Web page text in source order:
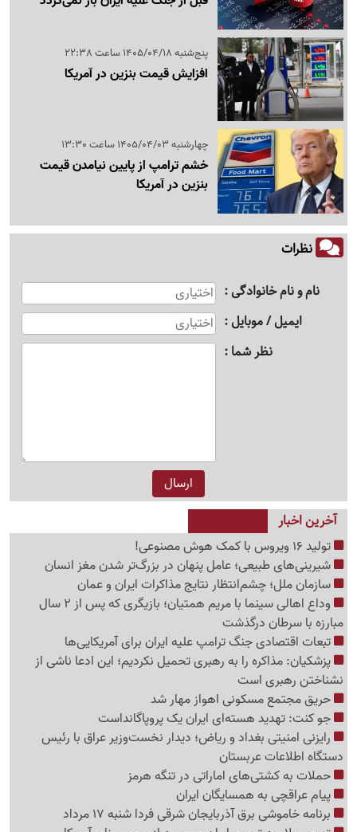
پنج‌شنبه 1405/04/18 ساعت 22:38
افزایش قیمت بنزین در آمریکا
چهارشنبه 1405/04/03 ساعت 13:30
خشم ترامپ از پایین نیامدن قیمت
بنزین در آمریکا
نظرات
نام و نام خانوادگی
ایمیل / موبایل
نظر شما
آخرین اخبار
تولید 16 ویروس با کمک هوش مصنوعی!
شیرینی‌های طبیعی؛ عامل پنهان در بزرگ‌تر شدن مغز انسان
سازمان ملل؛ چشم‌انتظار نتایج مذاکرات ایران و عمان
وداع اهالی سینما با مریم همتیان؛ بازیگری که پس از 2 سال
مبارزه با سرطان درگذشت
تبعات اقتصادی جنگ ترامپ علیه ایران برای آمریکایی‌ها
پزشکیان: مذاکره را به رهبری تحمیل نکردیم؛ این ادعا ناشی از
نشناختن رهبری است
حریق مجتمع مسکونی اهواز مهار شد
جو کنت: تهدید هسته‌ای ایران یک پروپاگانداست
رایزنی امنیتی بغداد و ریاض؛ دیدار نخست‌وزیر عراق با رئیس
دستگاه اطلاعات عربستان
حملات به کشتی‌های اماراتی در تنگه هرمز
پیام عراقچی به همسایگان ایران
برنامه خاموشی برق آذربایجان شرقی فردا شنبه 17 مرداد